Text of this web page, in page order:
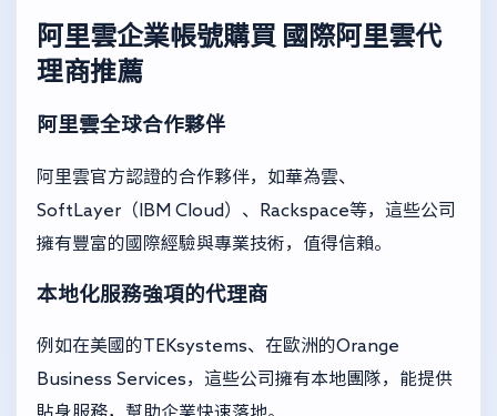
阿里雲企業帳號購買 國際阿里雲代
理商推薦
阿里雲全球合作夥伴
阿里雲官方認證的合作夥伴，如華為雲、
SoftLayer（IBM Cloud）、Rackspace等，這些公司
擁有豐富的國際經驗與專業技術，值得信賴。
本地化服務強項的代理商
例如在美國的TEKsystems、在歐洲的Orange
Business Services，這些公司擁有本地團隊，能提供
貼身服務，幫助企業快速落地。